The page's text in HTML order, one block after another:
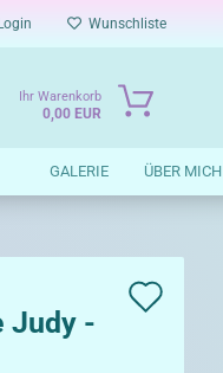
Wunschliste
Ihr Warenkorb
0,00 EUR
GALERIE ÜBER MICH
Judy -